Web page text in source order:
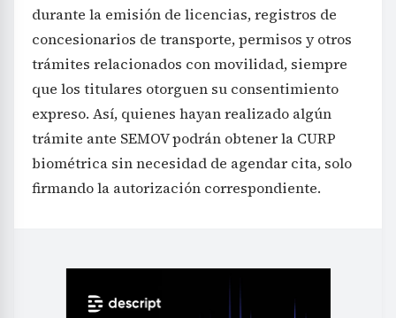
durante la emisión de licencias, registros de
concesionarios de transporte, permisos y otros
trámites relacionados con movilidad, siempre
que los titulares otorguen su consentimiento
expreso. Así, quienes hayan realizado algún
trámite ante SEMOV podrán obtener la CURP
biométrica sin necesidad de agendar cita, solo
firmando la autorización correspondiente.